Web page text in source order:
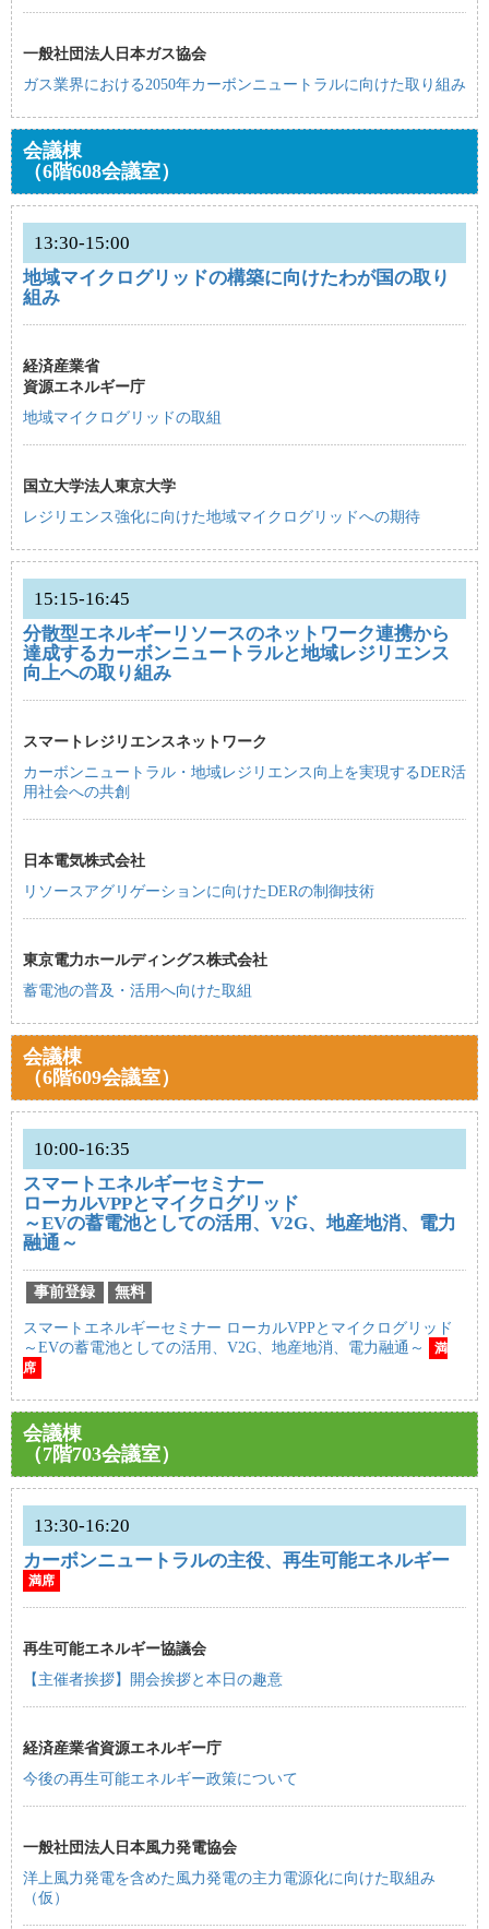
一般社団法人日本ガス協会
ガス業界における2050年カーボンニュートラルに向けた取り組み
会議棟
（6階608会議室）
13:30-15:00
地域マイクログリッドの構築に向けたわが国の取り
組み
経済産業省
資源エネルギー庁
地域マイクログリッドの取組
国立大学法人東京大学
レジリエンス強化に向けた地域マイクログリッドへの期待
15:15-16:45
分散型エネルギーリソースのネットワーク連携から
達成するカーボンニュートラルと地域レジリエンス
向上への取り組み
スマートレジリエンスネットワーク
カーボンニュートラル・地域レジリエンス向上を実現するDER活
用社会への共創
日本電気株式会社
リソースアグリゲーションに向けたDERの制御技術
東京電力ホールディングス株式会社
蓄電池の普及・活用へ向けた取組
会議棟
（6階609会議室）
10:00-16:35
スマートエネルギーセミナー
ローカルVPPとマイクログリッド
～EVの蓄電池としての活用、V2G、地産地消、電力
融通～
事前登録 無料
スマートエネルギーセミナー ローカルVPPとマイクログリッド
～EVの蓄電池としての活用、V2G、地産地消、電力融通～
満
席
会議棟
（7階703会議室）
13:30-16:20
カーボンニュートラルの主役、再生可能エネルギー
満席
再生可能エネルギー協議会
【主催者挨拶】開会挨拶と本日の趣意
経済産業省資源エネルギー庁
今後の再生可能エネルギー政策について
一般社団法人日本風力発電協会
洋上風力発電を含めた風力発電の主力電源化に向けた取組み
（仮）